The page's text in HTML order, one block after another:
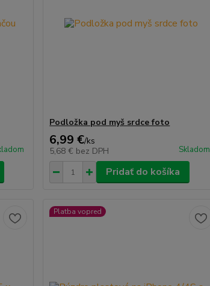
Podložka pod myš srdce foto
6,99 €/ks
5,68 € bez DPH Skladom
Pridať do košíka
Platba vopred